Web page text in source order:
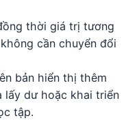
thời giá trị tương
cần chuyển đổi
bản hiển thị thêm
lấy dư hoặc khai triển
tập.